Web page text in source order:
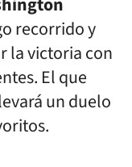
recorrido y
la victoria con
El que
un duelo